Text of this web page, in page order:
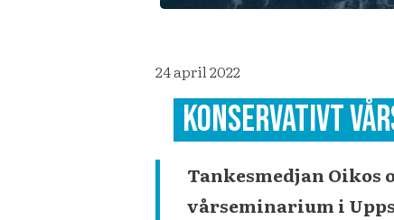
24 april 2022
Konservativt
Tankesmedjan Oikos
vårseminarium i